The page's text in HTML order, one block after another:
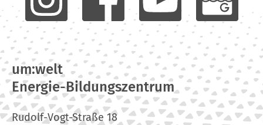
um:welt
Energie-Bildungszentrum
Rudolf-Vogt-Straße 18